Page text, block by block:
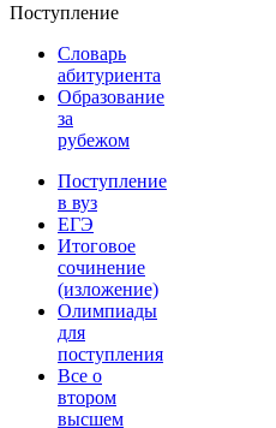
Поступление
Словарь
абитуриента
Образование
за
рубежом
Поступление
в вуз
ЕГЭ
Итоговое
сочинение
(изложение)
Олимпиады
для
поступления
Все о
втором
высшем